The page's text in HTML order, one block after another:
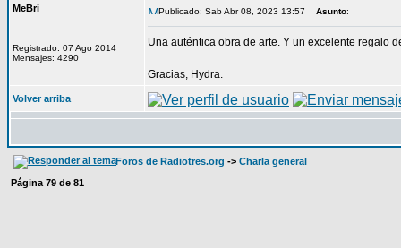
MeBri
Registrado: 07 Ago 2014
Mensajes: 4290
Publicado: Sab Abr 08, 2023 13:57 Asunto:
Una auténtica obra de arte. Y un excelente regalo
Gracias, Hydra.
Volver arriba
Foros de Radiotres.org -> Charla general
Página 79 de 81